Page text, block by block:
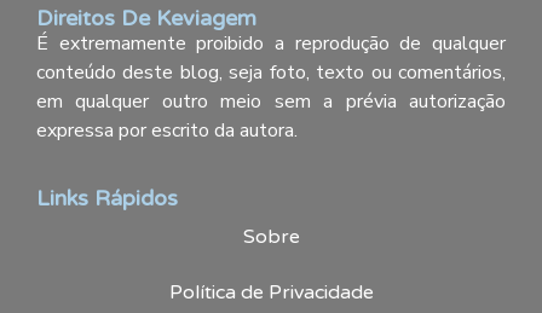
Direitos De Keviagem
É extremamente proibido a reprodução de qualquer
conteúdo deste blog, seja foto, texto ou comentários,
em qualquer outro meio sem a prévia autorização
expressa por escrito da autora.
Links Rápidos
Sobre
Política de Privacidade